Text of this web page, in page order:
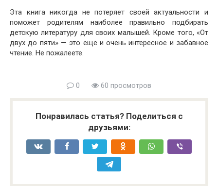
Эта книга никогда не потеряет своей актуальности и
поможет родителям наиболее правильно подбирать
детскую литературу для своих малышей. Кроме того, «От
двух до пяти» — это еще и очень интересное и забавное
чтение. Не пожалеете.
0 60 просмотров
Понравилась статья? Поделиться с
друзьями: